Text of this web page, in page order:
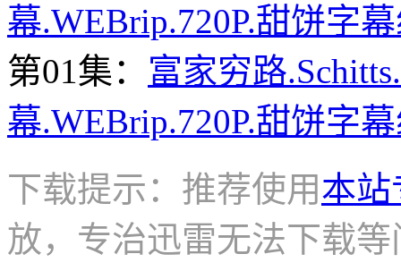
幕.WEBrip.720P.甜饼字
第01集： 富家穷路
幕.WEBrip.720P.甜饼字
下载提示：推荐使用本站
放，专治迅雷无法下载等